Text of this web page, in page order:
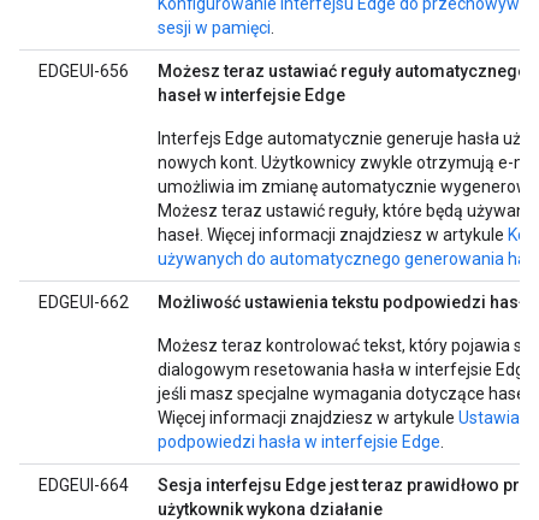
sesji w pamięci
EDGEUI-656
Możesz teraz ustawiać reguły automatycznego
haseł w interfejsie Edge
Interfejs Edge automatycznie generuje hasła
nowych kont. Użytkownicy zwykle otrzymują e-
umożliwia im zmianę automatycznie
Możesz teraz ustawić reguły, które będą
haseł. Więcej informacji znajdziesz w artykule
używanych do automatycznego generowania
EDGEUI-662 Możliwość ustawienia tekstu podpowiedzi
Możesz teraz kontrolować tekst, który pojawia się
dialogowym resetowania hasła w interfejsie
jeśli masz specjalne wymagania dotyczące haseł
Więcej informacji znajdziesz w artykule
podpowiedzi hasła w interfejsie Edge
EDGEUI-664
Sesja interfejsu Edge jest teraz prawidłowo
użytkownik wykona działanie